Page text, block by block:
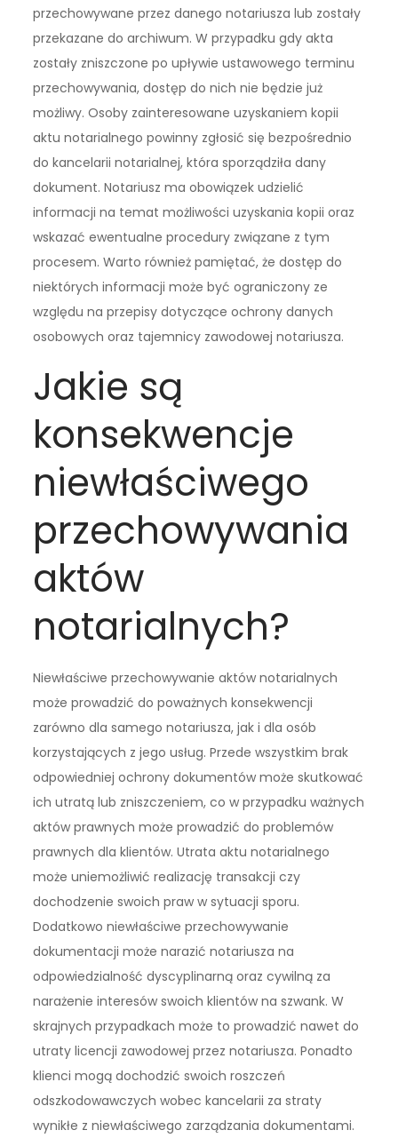
przechowywane przez danego notariusza lub zostały
przekazane do archiwum. W przypadku gdy akta
zostały zniszczone po upływie ustawowego terminu
przechowywania, dostęp do nich nie będzie już
możliwy. Osoby zainteresowane uzyskaniem kopii
aktu notarialnego powinny zgłosić się bezpośrednio
do kancelarii notarialnej, która sporządziła dany
dokument. Notariusz ma obowiązek udzielić
informacji na temat możliwości uzyskania kopii oraz
wskazać ewentualne procedury związane z tym
procesem. Warto również pamiętać, że dostęp do
niektórych informacji może być ograniczony ze
względu na przepisy dotyczące ochrony danych
osobowych oraz tajemnicy zawodowej notariusza.
Jakie są
konsekwencje
niewłaściwego
przechowywania
aktów
notarialnych?
Niewłaściwe przechowywanie aktów notarialnych
może prowadzić do poważnych konsekwencji
zarówno dla samego notariusza, jak i dla osób
korzystających z jego usług. Przede wszystkim brak
odpowiedniej ochrony dokumentów może skutkować
ich utratą lub zniszczeniem, co w przypadku ważnych
aktów prawnych może prowadzić do problemów
prawnych dla klientów. Utrata aktu notarialnego
może uniemożliwić realizację transakcji czy
dochodzenie swoich praw w sytuacji sporu.
Dodatkowo niewłaściwe przechowywanie
dokumentacji może narazić notariusza na
odpowiedzialność dyscyplinarną oraz cywilną za
narażenie interesów swoich klientów na szwank. W
skrajnych przypadkach może to prowadzić nawet do
utraty licencji zawodowej przez notariusza. Ponadto
klienci mogą dochodzić swoich roszczeń
odszkodowawczych wobec kancelarii za straty
wynikłe z niewłaściwego zarządzania dokumentami.